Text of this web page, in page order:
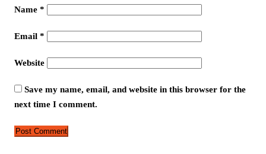
Name *
Email *
Website
Save my name, email, and website in this browser for the
next time I comment.